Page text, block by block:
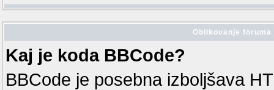
Oblikovanje
Kaj je koda BBCode?
BBCode je posebna izboljšava